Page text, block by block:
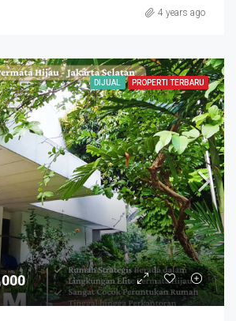
4 years ago
DIJUAL PROPERTI TERBARU